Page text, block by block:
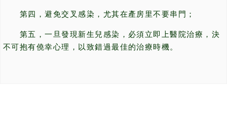
第四，避免交叉感染，尤其在產房里不要串門；
第五，一旦發現新生兒感染，必須立即上醫院治療，決
不可抱有僥幸心理，以致錯過最佳的治療時機。